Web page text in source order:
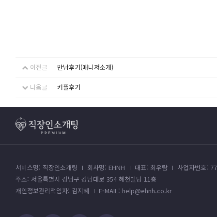
이전글 만남후기(매니저소개)
다음글 커플후기
서비스명: 직장인소개팅 회사명: EHNH 대표: 최우람
사업자번호:
주소: 서울특별시 강남구 강남대로 354 혜천빌딩 11층
개인정보관리책임자: 김지혜
E-MAIL: help@ehnh.co.kr